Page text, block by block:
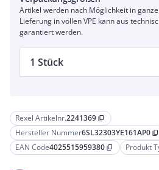
Rexel Artikelnr.2241369 content_copy
Hersteller Nummer6SL32303YE161AP0 content_copy
EAN Code4025515959380 content_copy Produkt
Artikel werden nach Möglichkeit in
Lieferung in vollen VPE kann aus
garantiert werden.
1 Stück